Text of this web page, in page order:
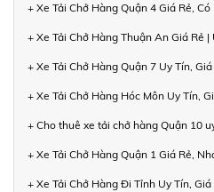
+ Xe Tải Chở Hàng Quận 4 Giá Rẻ,
+ Xe Tải Chở Hàng Thuận An Giá Rẻ |
+ Xe Tải Chở Hàng Quận 7 Uy Tín,
+ Xe Tải Chở Hàng Hóc Môn Uy Tín,
+ Cho thuê xe tải chở hàng Quận 10
+ Xe Tải Chở Hàng Quận 1 Giá Rẻ,
+ Xe Tải Chở Hàng Đi Tỉnh Uy Tín, Giá